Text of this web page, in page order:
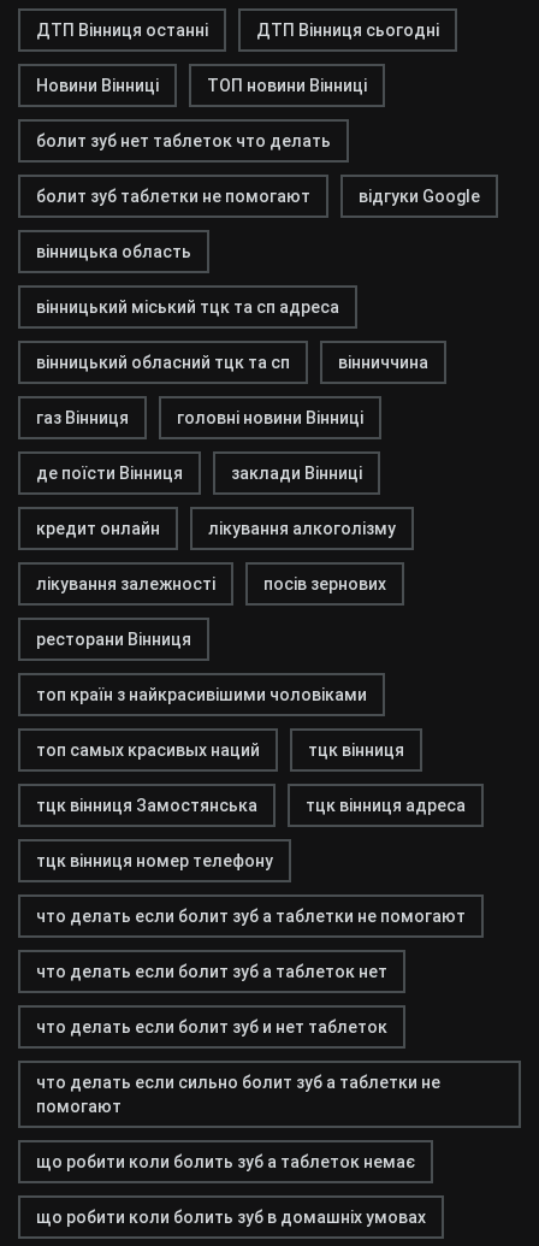
ДТП Вінниця останні ДТП Вінниця сьогодні
Новини Вінниці ТОП новини Вінниці
болит зуб нет таблеток что делать
болит зуб таблетки не помогают відгуки Google
вінницька область
вінницький міський тцк та сп адреса
вінницький обласний тцк та сп вінниччина
газ Вінниця головні новини Вінниці
де поїсти Вінниця заклади Вінниці
кредит онлайн лікування алкоголізму
лікування залежності посів зернових
ресторани Вінниця
топ країн з найкрасивішими чоловіками
топ самых красивых наций тцк вінниця
тцк вінниця Замостянська тцк вінниця адреса
тцк вінниця номер телефону
что делать если болит зуб а таблетки не помогают
что делать если болит зуб а таблеток нет
что делать если болит зуб и нет таблеток
что делать если сильно болит зуб а таблетки не
помогают
що робити коли болить зуб а таблеток немає
що робити коли болить зуб в домашніх умовах